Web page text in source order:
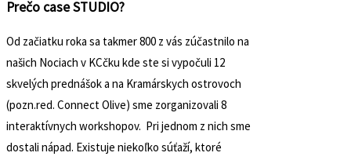
Prečo case STUDIO?
Od začiatku roka sa takmer 800 z vás zúčastnilo na
našich Nociach v KCčku kde ste si vypočuli 12
skvelých prednášok a na Kramárskych ostrovoch
(pozn.red. Connect Olive) sme zorganizovali 8
interaktívnych workshopov. Pri jednom z nich sme
dostali nápad. Existuje niekoľko súťaží, ktoré